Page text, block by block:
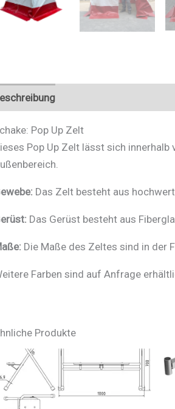
Pop Up Zelt
Pop Up Zelt lässt sich
Das Zelt besteht aus
Das Gerüst besteht aus
Die Maße des Zeltes sind in der
Farben sind auf Anfrage
Produkte